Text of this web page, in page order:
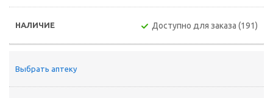
Доступно для заказа (191)
Выбрать аптеку